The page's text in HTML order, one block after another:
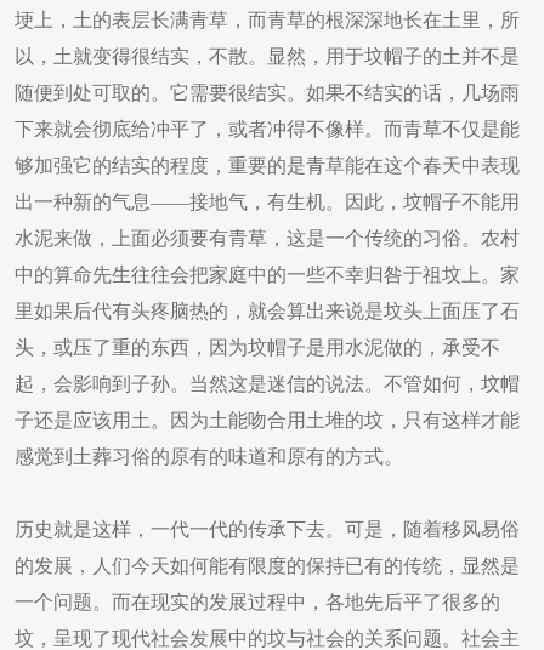
埂上，土的表层长满青草，而青草的根深深地长在土里，所
以，土就变得很结实，不散。显然，用于坟帽子的土并不是
随便到处可取的。它需要很结实。如果不结实的话，几场雨
下来就会彻底给冲平了，或者冲得不像样。而青草不仅是能
够加强它的结实的程度，重要的是青草能在这个春天中表现
出一种新的气息——接地气，有生机。因此，坟帽子不能用
水泥来做，上面必须要有青草，这是一个传统的习俗。农村
中的算命先生往往会把家庭中的一些不幸归咎于祖坟上。家
里如果后代有头疼脑热的，就会算出来说是坟头上面压了石
头，或压了重的东西，因为坟帽子是用水泥做的，承受不
起，会影响到子孙。当然这是迷信的说法。不管如何，坟帽
子还是应该用土。因为土能吻合用土堆的坟，只有这样才能
感觉到土葬习俗的原有的味道和原有的方式。
历史就是这样，一代一代的传承下去。可是，随着移风易俗
的发展，人们今天如何能有限度的保持已有的传统，显然是
一个问题。而在现实的发展过程中，各地先后平了很多的
坟，呈现了现代社会发展中的坟与社会的关系问题。社会主